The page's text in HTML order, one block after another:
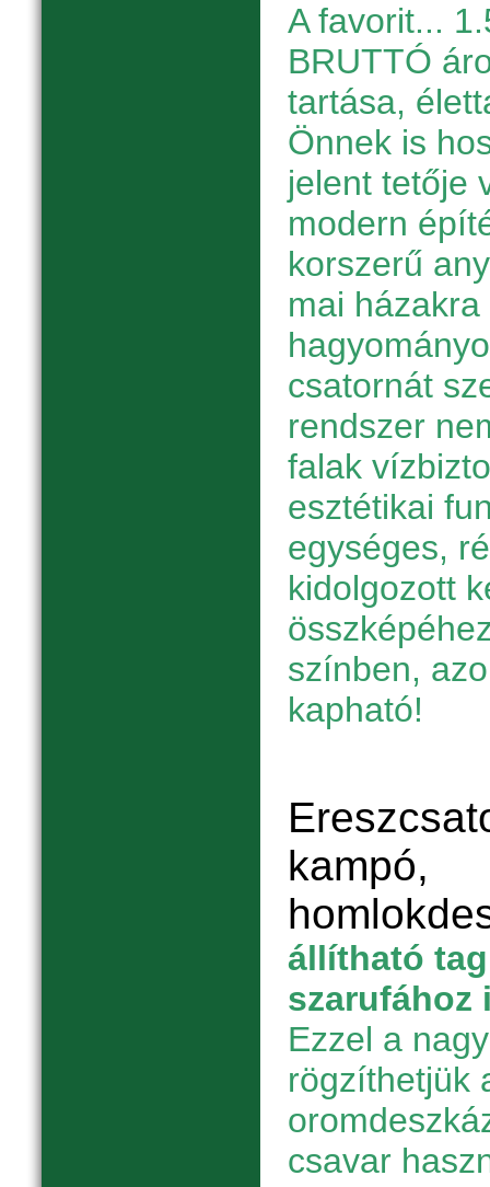
A favorit...
BRUTTÓ
tartása,
Önnek is
jelent tetője
modern
korszerű
mai
csatornát
rendszer
falak
esztétikai
egységes,
kidolgozott
színben,
kapható!
kampó,
állítható
szarufához
Ezzel a
rögzíthetjük
csavar